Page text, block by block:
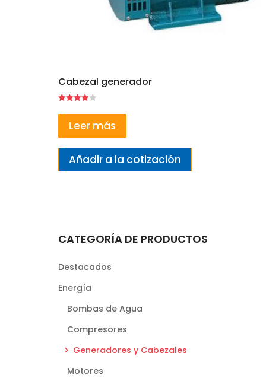
Cabezal generador
con
4.00
de 5Leer más
Añadir a la cotización
CATEGORÍA DE PRODUCTOS
Destacados
Energía
Bombas de Agua
Compresores
Generadores y Cabezales
Motores